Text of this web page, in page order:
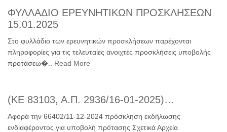
ΦΥΛΛΑΔΙO ΕΡΕΥΝΗΤΙΚΩΝ ΠΡΟΣΚΛΗΣΕΩΝ
15.01.2025
Στο φυλλάδιο των ερευνητικών προσκλήσεων παρέχονται
πληροφορίες για τις τελευταίες ανοιχτές προσκλήσεις υποβολής
προτάσεω�..
Read More
(ΚΕ 83103, Α.Π. 2936/16-01-2025)…
Αφορά την 66402/11-12-2024 πρόσκληση εκδήλωσης
ενδιαφέροντος για υποβολή πρότασης Σχετικά Αρχεία